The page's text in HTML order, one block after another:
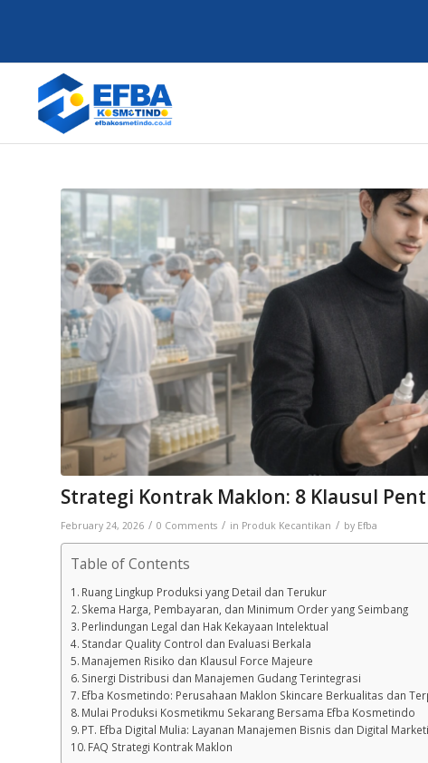
Strategi Kontrak Maklon: 8 Klausul
February 24, 2026 / 0 Comments / in Produk Kecantikan / by Efba
Table of Contents
Ruang Lingkup Produksi yang Detail dan Terukur
Skema Harga, Pembayaran, dan Minimum Order yang Seimbang
Perlindungan Legal dan Hak Kekayaan Intelektual
Standar Quality Control dan Evaluasi Berkala
Manajemen Risiko dan Klausul Force Majeure
Sinergi Distribusi dan Manajemen Gudang Terintegrasi
Efba Kosmetindo: Perusahaan Maklon Skincare Berkualitas dan
Mulai Produksi Kosmetikmu Sekarang Bersama Efba Kosmetindo
PT. Efba Digital Mulia: Layanan Manajemen Bisnis dan Digital
FAQ Strategi Kontrak Maklon